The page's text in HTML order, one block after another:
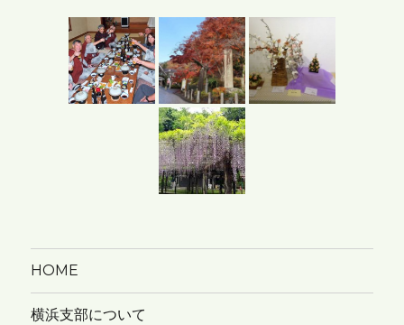
HOME
横浜支部について